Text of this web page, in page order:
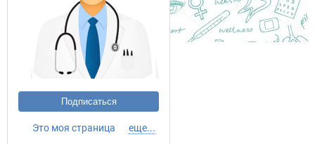
Подписаться
Это моя страница еще...